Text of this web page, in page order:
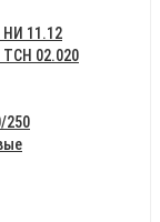
НИ 11.12
ТСН 02.020
250